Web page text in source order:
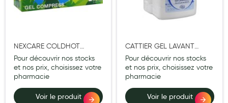
Protections auditives
Piluliers
Matériel medical
Cannes
NEXCARE COLDHOT
HAPPY KIDS COUSSIN 11CM
X 12CM X2
Pour découvrir nos stocks
et nos prix, choisissez votre
pharmacie
Voir le produit
CATTIER GEL LAVANT
DOUX 2X500ML
Pour découvrir nos stocks
et nos prix, choisissez votre
pharmacie
Voir le produit